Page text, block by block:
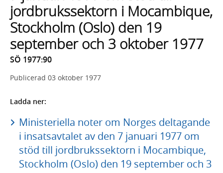
jordbrukssektorn i Mocambique,
Stockholm (Oslo) den 19
september och 3 oktober 1977
SÖ 1977:90
Publicerad 03 oktober 1977
Ladda ner:
Ministeriella noter om Norges deltagande
i insatsavtalet av den 7 januari 1977 om
stöd till jordbrukssektorn i Mocambique,
Stockholm (Oslo) den 19 september och 3